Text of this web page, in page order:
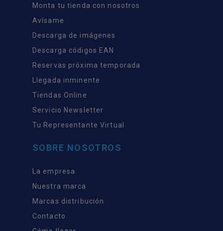
Monta tu tienda con nosotros
Avísame
Descarga de imágenes
Descarga códigos EAN
Reservas próxima temporada
Llegada inminente
Tiendas Online
Servicio Newsletter
Tu Representante Virtual
SOBRE NOSOTROS
La empresa
Nuestra marca
Marcas distribución
Contacto